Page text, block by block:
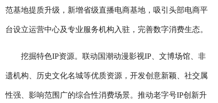
范基地提质升级，新增省级直播电商基地，吸引头部电商平
台设立运营中心及专业服务机构入驻，完善数字消费生态。
挖掘特色IP资源。联动国潮动漫影视IP、文博场馆、非
遗机构、历史文化名城等优质资源，开发创意新颖、社交属
性强、影响范围广的综合性消费场景。推动老字号IP创新升